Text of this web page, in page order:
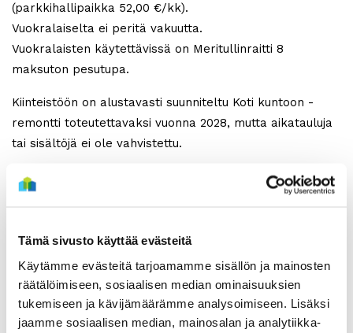
Tämä sivusto käyttää evästeitä
Käytämme evästeitä tarjoamamme sisällön ja mainosten
räätälöimiseen, sosiaalisen median ominaisuuksien
tukemiseen ja kävijämäärämme analysoimiseen. Lisäksi
jaamme sosiaalisen median, mainosalan ja analytiikka-
(parkkihallipaikka 52,00 €/kk).
Vuokralaiselta ei peritä vakuutta.
Vuokralaisten käytettävissä on Meritullinraitti 8
maksuton pesutupa.
Kiinteistöön on alustavasti suunniteltu Koti kuntoon -
remontti toteutettavaksi vuonna 2028, mutta aikatauluja
tai sisältöjä ei ole vahvistettu.
Tupakointi kiinteistössä, huoneistossa, parvekkeilla,
pihoilla ja yhteisillä piha-alueilla on kiellettyä. Kiinteistön
Lemmikit ovat tervetulleita Sivakan asuntoihin,
edellyttäen omistajilta sääntöjen noudattamista ja
vastuullista lemmikin pitoa asunnossa ja kiinteistön
alueella.